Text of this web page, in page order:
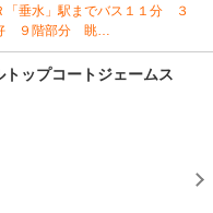
垂水」駅までバス１１分 ３
９階部分 眺…
ップコートジェームス